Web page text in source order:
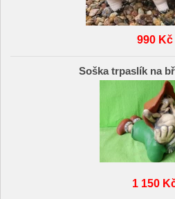
990 Kč
Soška trpaslík na
1 150